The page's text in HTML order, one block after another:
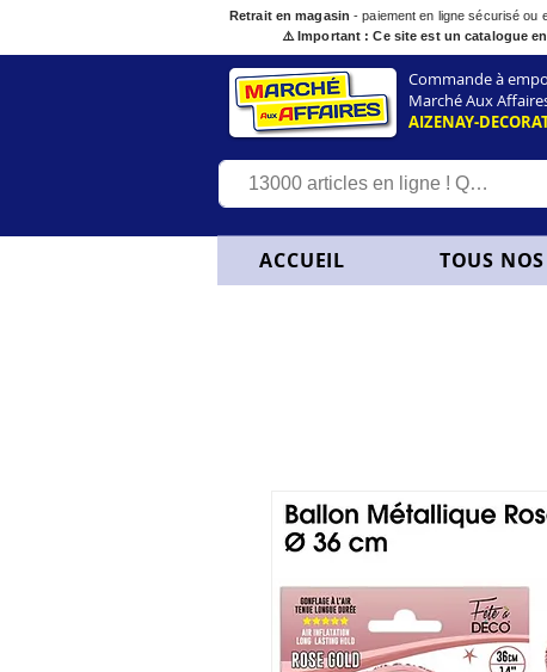
Retrait en magasin - paiement en ligne sécurisé ou
⚠️ Important : Ce site est un catalogue
Commande à
Marché Aux
AIZENAY-
ACCUEIL TOUS